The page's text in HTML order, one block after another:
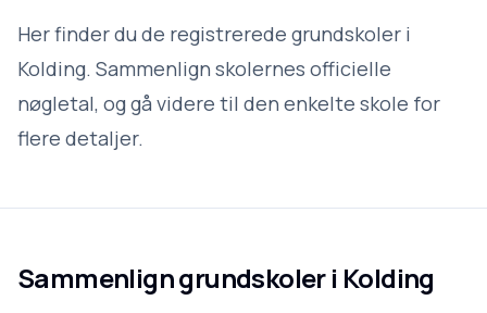
Her finder du de registrerede grundskoler i
Kolding. Sammenlign skolernes officielle
nøgletal, og gå videre til den enkelte skole for
flere detaljer.
Sammenlign grundskoler i Kolding